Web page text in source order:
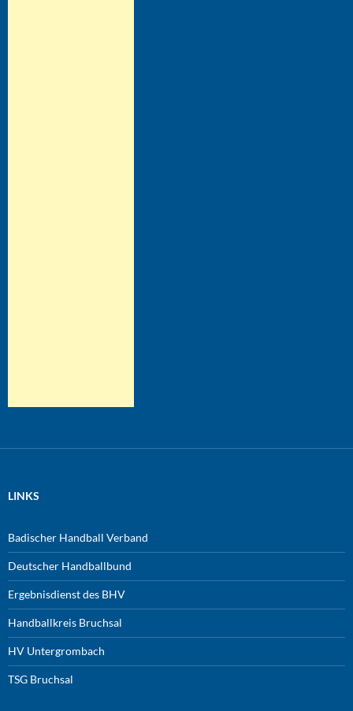
LINKS
Badischer Handball Verband
Deutscher Handballbund
Ergebnisdienst des BHV
Handballkreis Bruchsal
HV Untergrombach
TSG Bruchsal